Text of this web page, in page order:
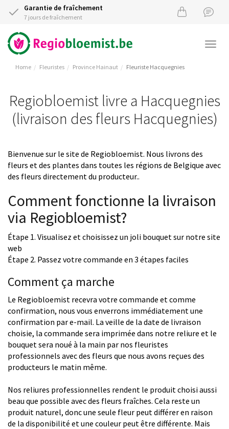
Garantie de fraîchement
7 jours de fraîchement
Home Fleuristes Province Hainaut Fleuriste Hacquegnies
Regiobloemist livre a Hacquegnies
(livraison des fleurs Hacquegnies)
Bienvenue sur le site de Regiobloemist. Nous livrons des
fleurs et des plantes dans toutes les régions de Belgique avec
des fleurs directement du producteur..
Comment fonctionne la livraison
via Regiobloemist?
Étape 1. Visualisez et choisissez un joli bouquet sur notre site
web
Étape 2. Passez votre commande en 3 étapes faciles
Comment ça marche
Le Regiobloemist recevra votre commande et comme
confirmation, nous vous enverrons immédiatement une
confirmation par e-mail. La veille de la date de livraison
choisie, la commande sera imprimée dans notre reliure et le
bouquet sera noué à la main par nos fleuristes
professionnels avec des fleurs que nous avons reçues des
producteurs le matin même.
Nos reliures professionnelles rendent le produit choisi aussi
beau que possible avec des fleurs fraîches. Cela reste un
produit naturel, donc une seule fleur peut différer en raison
de la disponibilité et une couleur peut être différente. Mais